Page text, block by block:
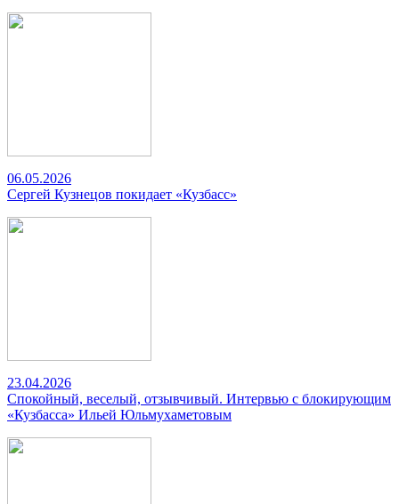
06.05.2026
Сергей Кузнецов покидает «Кузбасс»
23.04.2026
Спокойный, веселый, отзывчивый. Интервью с блокирующим
«Кузбасса» Ильей Юльмухаметовым